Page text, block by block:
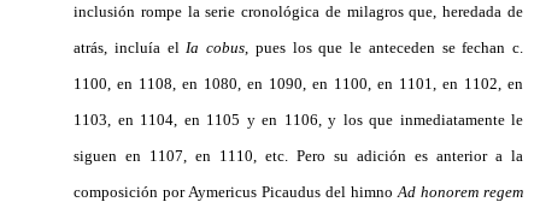
inclusión rompe la serie cronológica de milagros que, heredada de
atrás, incluía el Ia cobus , pues los que le anteceden se fechan c.
1100, en 1108, en 1080,
en 1090, en 1100, en 1101, en 1102, en
1103, en 1104, en 1105 y en 1106, y los que inmediatamente le
siguen en 1107, en 1110, etc. Pero su adición es anterior a la
composición por Aymericus Picaudus del himnoAd honorem regem